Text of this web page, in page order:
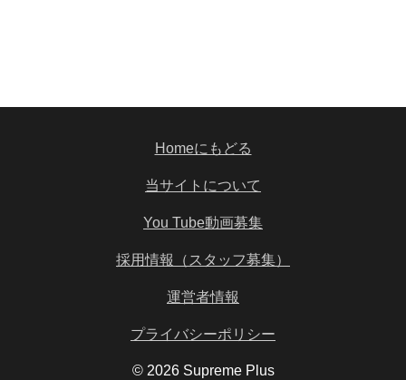
Homeにもどる
当サイトについて
You Tube動画募集
採用情報（スタッフ募集）
運営者情報
プライバシーポリシー
© 2026 Supreme Plus